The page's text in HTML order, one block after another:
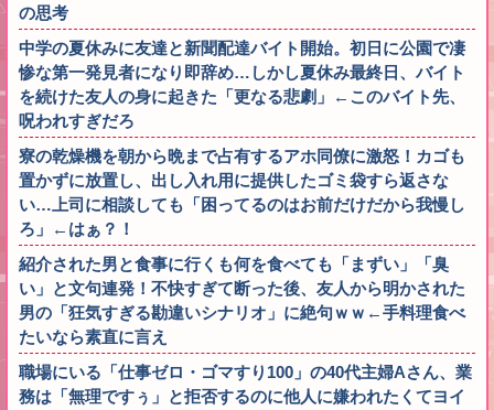
の思考
中学の夏休みに友達と新聞配達バイト開始。初日に公園で凄
惨な第一発見者になり即辞め…しかし夏休み最終日、バイト
を続けた友人の身に起きた「更なる悲劇」←このバイト先、
呪われすぎだろ
寮の乾燥機を朝から晩まで占有するアホ同僚に激怒！カゴも
置かずに放置し、出し入れ用に提供したゴミ袋すら返さな
い…上司に相談しても「困ってるのはお前だけだから我慢し
ろ」←はぁ？！
紹介された男と食事に行くも何を食べても「まずい」「臭
い」と文句連発！不快すぎて断った後、友人から明かされた
男の「狂気すぎる勘違いシナリオ」に絶句ｗｗ←手料理食べ
たいなら素直に言え
職場にいる「仕事ゼロ・ゴマすり100」の40代主婦Aさん、業
務は「無理ですぅ」と拒否するのに他人に嫌われたくてヨイ